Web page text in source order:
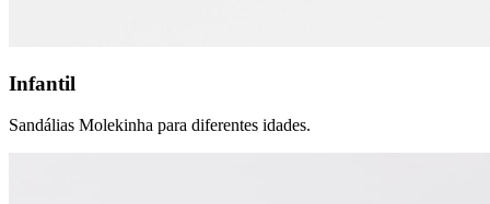
Infantil
Sandálias Molekinha para diferentes idades.